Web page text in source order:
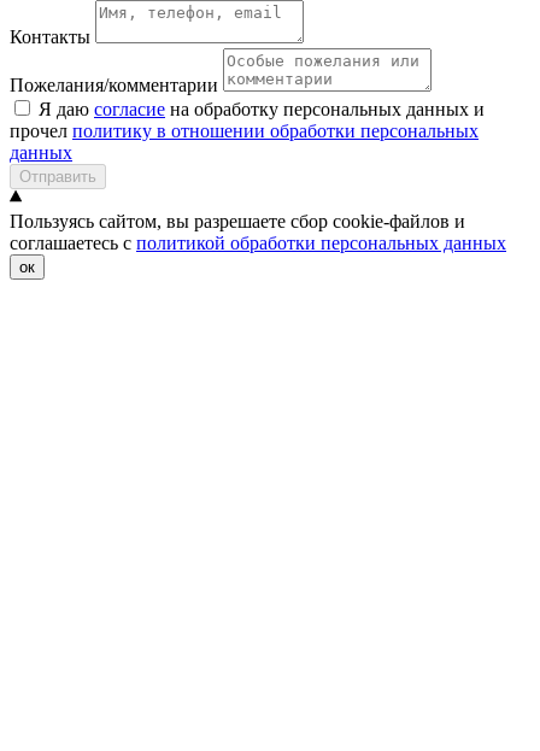
Контакты
Пожелания/комментарии
Я даю согласие на обработку персональных данных и
прочел политику в отношении обработки персональных
данных
Отправить
Пользуясь сайтом, вы разрешаете сбор cookie-файлов и
соглашаетесь с политикой обработки персональных данных
ок